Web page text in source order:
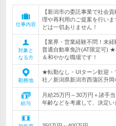
仕事内容
【新潟市の委託事業で社会
理や再利用のご提案を行い
どは一切ありません！
対象と
なる方
【業界・営業経験不問！未
普通自動車免許(AT限定可)
＆和やかな職場です！
勤務地
★転勤なし・UIターン歓迎・
社／新潟県新潟市西蒲区升岡
給与
月給25万円～30万円＋諸手
年齢などを考慮して、決定い